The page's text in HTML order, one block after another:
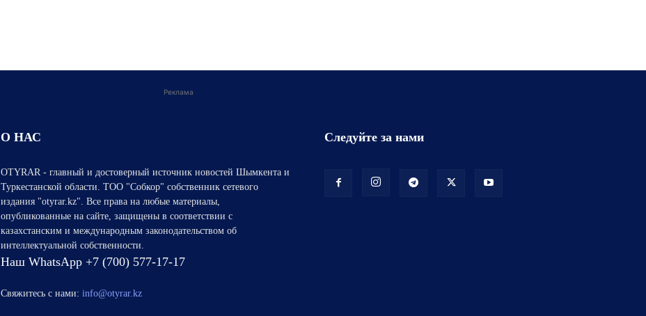
Реклама
О НАС
OTYRAR - главный и достоверный источник новостей Шымкента и
Туркестанской области. ТОО "Собкор" собственник сетевого
издания "otyrar.kz". Все права на любые материалы,
опубликованные на сайте, защищены в соответствии с
казахстанским и международным законодательством об
интеллектуальной собственности.
Наш WhatsApp +7 (700) 577-17-17
Свяжитесь с нами: info@otyrar.kz
Следуйте за нами